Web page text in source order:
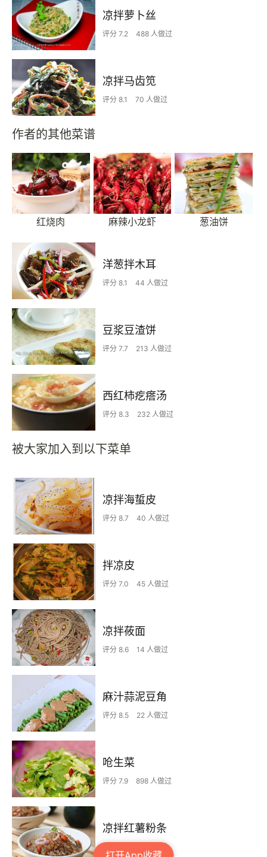
凉拌萝卜丝
评分 7.2 488 人做过
凉拌马齿笕
评分 8.1 70 人做过
作者的其他菜谱
红烧肉 麻辣小龙虾 葱油饼
洋葱拌木耳
评分 8.1 44 人做过
豆浆豆渣饼
评分 7.7 213 人做过
西红柿疙瘩汤
评分 8.3 232 人做过
被大家加入到以下菜单
凉拌海蜇皮
评分 8.7 40 人做过
拌凉皮
评分 7.0 45 人做过
凉拌莜面
评分 8.6 14 人做过
麻汁蒜泥豆角
评分 8.5 22 人做过
呛生菜
评分 7.9 898 人做过
凉拌红薯粉条
56 人做过